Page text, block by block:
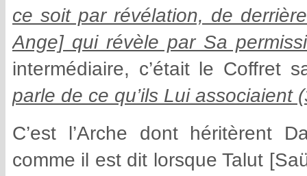
ce soit par révélation, de
Ange] qui révèle par Sa
intermédiaire, c’était le Coffret
parle de ce qu’ils Lui associaient
C’est l’Arche dont héritèrent
comme il est dit lorsque Talut